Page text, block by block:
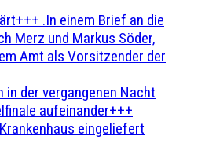
.In einem Brief an die
Merz und Markus Söder,
Amt als Vorsitzender der
in der vergangenen Nacht
aufeinander+++
eingeliefert